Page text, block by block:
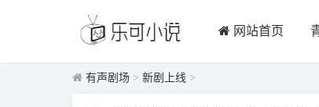
网站首页
有声剧场 > 新剧上线 >